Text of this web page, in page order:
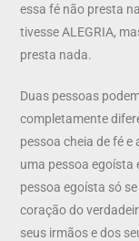
essa fé não presta
tivesse ALEGRIA,
presta nada.
Duas pessoas
completamente
pessoa cheia de fé
uma pessoa egoísta
pessoa egoísta só
coração do
seus irmãos e dos